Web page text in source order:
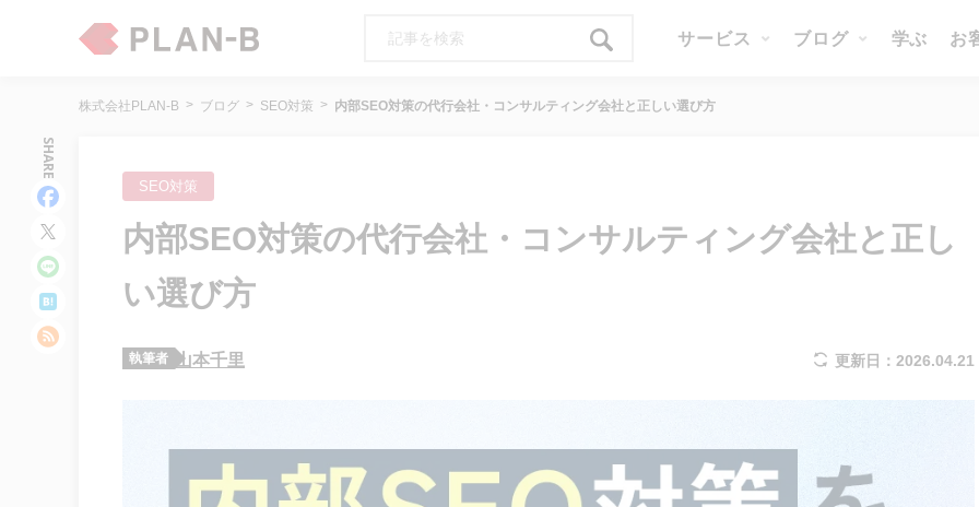
サービス ブログ 学ぶ お
株式会社PLAN-B ブログ SEO対策 内部SEO対策の代行会社・コンサルティング会社と正しい選び方
SEO対策
内部SEO対策の代行会社・コンサルティング会社と正し
い選び方
執筆者 山本千里 更新日：2026.04.21
SHARE